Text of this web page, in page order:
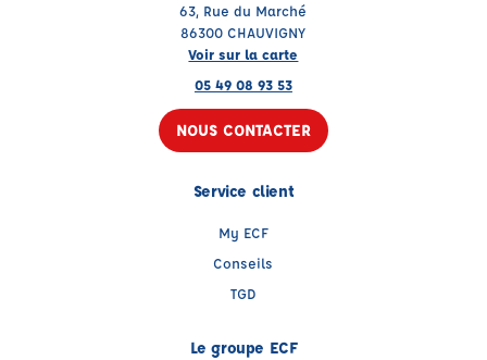
63, Rue du Marché
86300 CHAUVIGNY
Voir sur la carte
05 49 08 93 53
NOUS CONTACTER
Service client
My ECF
Conseils
TGD
Le groupe ECF